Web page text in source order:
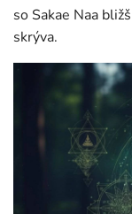
so Sakae Naa
skrýva.